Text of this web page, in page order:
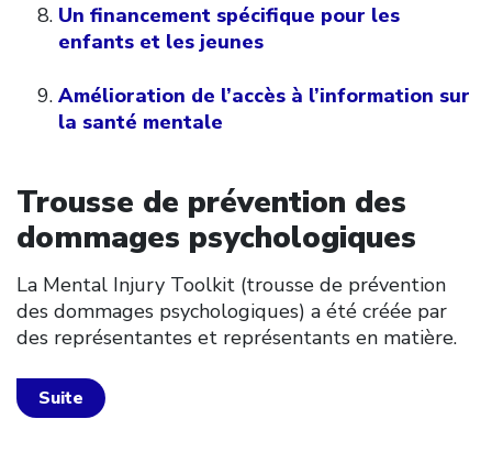
Un financement spécifique pour les
enfants et les jeunes
Amélioration de l’accès à l’information sur
la santé mentale
Trousse de prévention des
dommages psychologiques
La Mental Injury Toolkit (trousse de prévention
des dommages psychologiques) a été créée par
des représentantes et représentants en matière.
Suite